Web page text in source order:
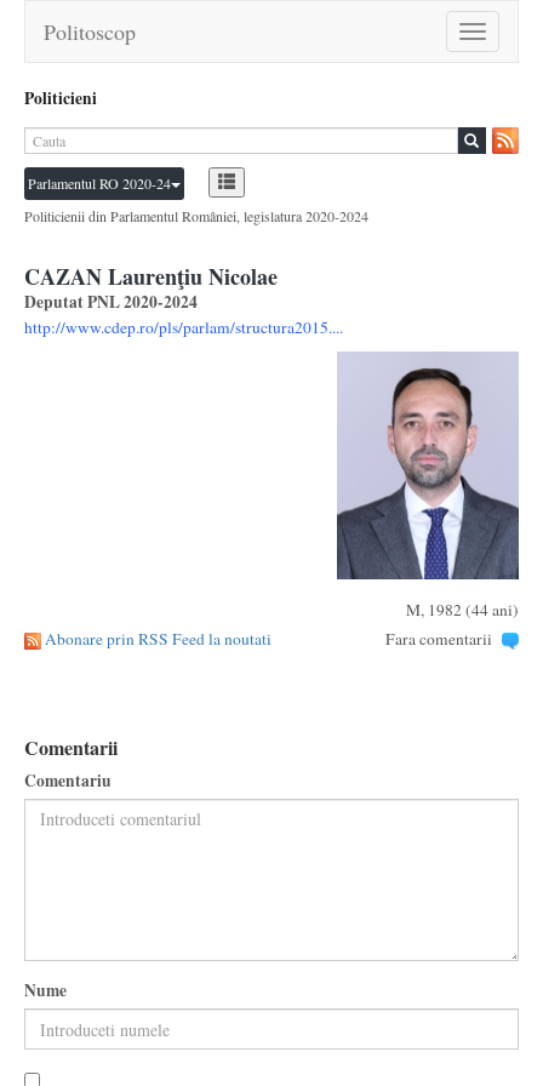
Toggle
navigation
Politoscop
Politicieni
Parlamentul RO 2020-24
Politicienii din Parlamentul României, legislatura 2020-2024
CAZAN Laurenţiu Nicolae
Deputat PNL 2020-2024
http://www.cdep.ro/pls/parlam/structura2015....
M, 1982 (44 ani)
Abonare prin RSS Feed la noutati
Fara comentarii
Comentarii
Comentariu
Nume